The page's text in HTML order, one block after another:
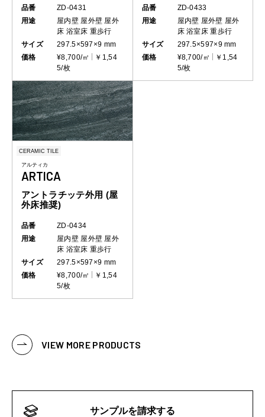
品番
ZD-0431
用途
屋内壁 屋外壁 屋外
床 浴室床 重歩行
サイズ
297.5×597×9 mm
価格
¥8,700/㎡
￥1,54
5/枚
品番
ZD-0433
用途
屋内壁 屋外壁 屋外
床 浴室床 重歩行
サイズ
297.5×597×9 mm
価格
¥8,700/㎡
￥1,54
5/枚
CERAMIC TILE
アルティカ
ARTICA
アントラチッテ外用 (屋
外床推奨)
品番
ZD-0434
用途
屋内壁 屋外壁 屋外
床 浴室床 重歩行
サイズ
297.5×597×9 mm
価格
¥8,700/㎡
￥1,54
5/枚
VIEW MORE PRODUCTS
サンプルを請求する